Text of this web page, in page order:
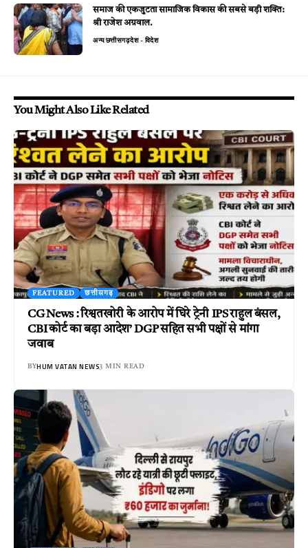
समाज की एकजुटता सामाजिक विकास की सबसे बड़ी शक्ति:
श्री राजेश अग्रवाल.
अन्यछत्तीसगढ़देश - विदेश
You Might Also Like Related
FEATURED छत्तीसगढ़
CG News : रिश्वतखोरी के आरोप में घिरे ट्रेनी IPS राहुल बंसल,
CBI कोर्ट का बड़ा आदेश’ DGP सहित सभी पक्षों से मांगा
जवाब
BYHUM VATAN NEWS3 MIN READ